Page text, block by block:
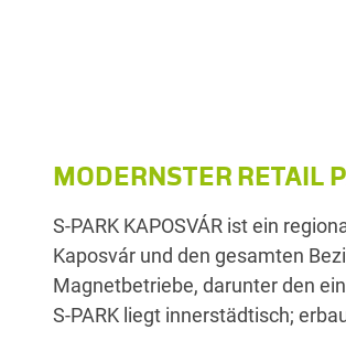
MODERNSTER RETAIL
S-PARK KAPOSVÁR ist ein
Kaposvár und den gesamten
Magnetbetriebe, darunter den
S-PARK liegt innerstädtisch;
brachliegenden Areal in Richtung
Zusammenarbeit mit SPAR